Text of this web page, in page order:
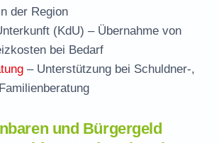
der Region
(KdU) – Übernahme von
bei Bedarf
– Unterstützung bei Schuldner-,
und Bürgergeld